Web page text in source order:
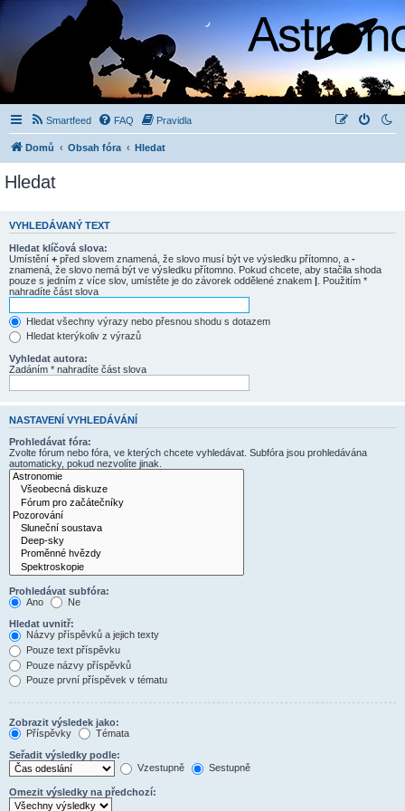
Smartfeed FAQ Pravidla
Domů Obsah fóra Hledat
Hledat
VYHLEDÁVANÝ TEXT
Hledat klíčová slova:
Umístění + před slovem znamená, že slovo musí být ve výsledku přítomno, a -
znamená, že slovo nemá být ve výsledku přítomno. Pokud chcete, aby stačila shoda
pouze s jedním z více slov, umístěte je do závorek oddělené znakem | . Použitím *
nahradíte část slova
Hledat všechny výrazy nebo přesnou shodu s dotazem
Hledat kterýkoliv z výrazů
Vyhledat autora:
Zadáním * nahradíte část slova
NASTAVENÍ VYHLEDÁVÁNÍ
Prohledávat fóra:
Zvolte fórum nebo fóra, ve kterých chcete vyhledávat. Subfóra jsou prohledávána
automaticky, pokud nezvolíte jinak.
Prohledávat subfóra:
Ano
Ne
Hledat uvnitř:
Názvy příspěvků a jejich texty
Pouze text příspěvku
Pouze názvy příspěvků
Pouze první příspěvek v tématu
Zobrazit výsledek jako:
Příspěvky
Témata
Seřadit výsledky podle:
Vzestupně
Sestupně
Omezit výsledky na předchozí: